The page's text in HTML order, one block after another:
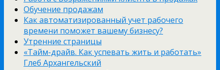
Обучение продажам
Как автоматизированный учет рабочего
времени поможет вашему бизнесу?
Утренние страницы
«Тайм-драйв. Как успевать жить и работать»
Глеб Архангельский